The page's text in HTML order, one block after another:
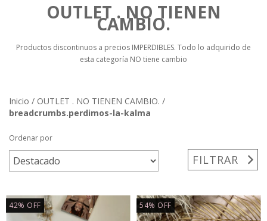
OUTLET . NO TIENEN
CAMBIO.
Productos discontinuos a precios IMPERDIBLES. Todo lo adquirido de
esta categoría NO tiene cambio
Inicio / OUTLET . NO TIENEN CAMBIO. /
breadcrumbs.perdimos-la-kalma
Ordenar por
FILTRAR
42% OFF 54% OFF